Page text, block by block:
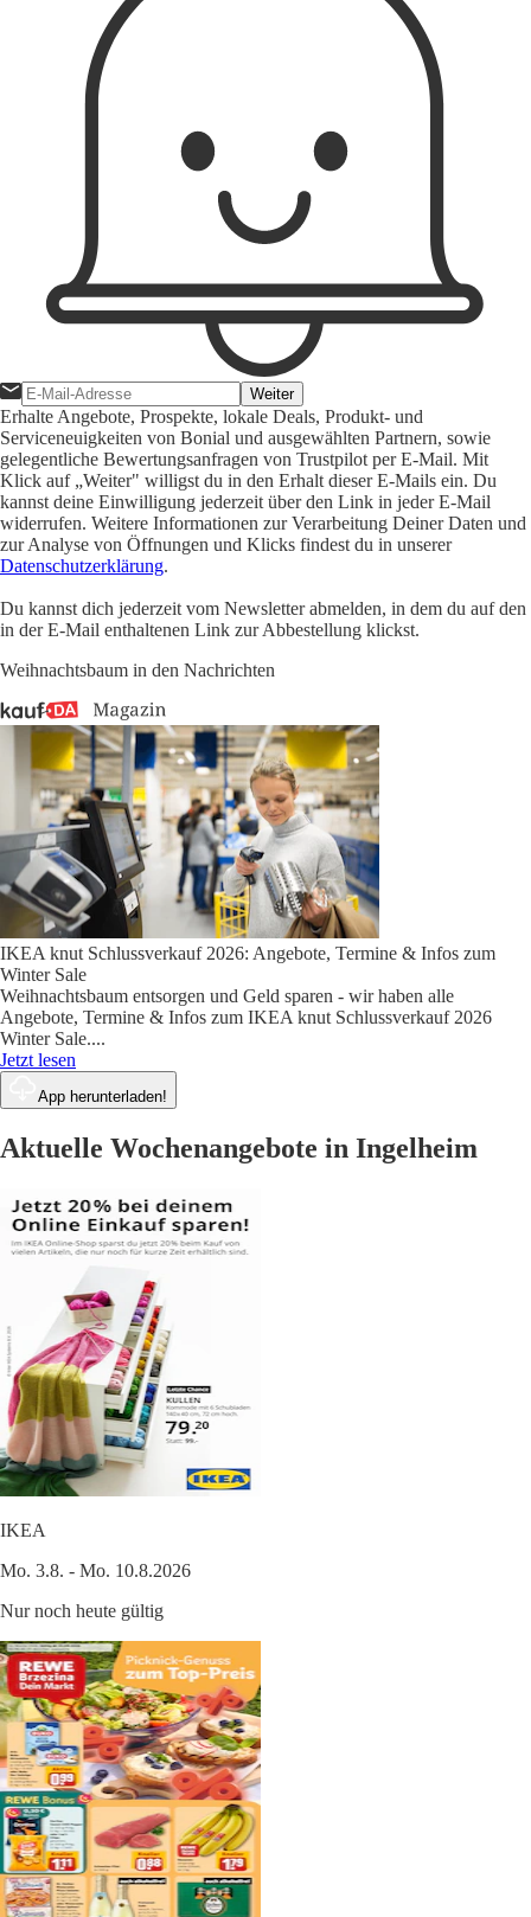
Weiter
Erhalte Angebote, Prospekte, lokale Deals, Produkt- und
Serviceneuigkeiten von Bonial und ausgewählten Partnern, sowie
gelegentliche Bewertungsanfragen von Trustpilot per E-Mail. Mit
Klick auf „Weiter" willigst du in den Erhalt dieser E-Mails ein. Du
kannst deine Einwilligung jederzeit über den Link in jeder E-Mail
widerrufen. Weitere Informationen zur Verarbeitung Deiner Daten und
zur Analyse von Öffnungen und Klicks findest du in unserer
Datenschutzerklärung.
Du kannst dich jederzeit vom Newsletter abmelden, in dem du auf den
in der E-Mail enthaltenen Link zur Abbestellung klickst.
Weihnachtsbaum in den Nachrichten
IKEA knut Schlussverkauf 2026: Angebote, Termine & Infos zum
Winter Sale
Weihnachtsbaum entsorgen und Geld sparen - wir haben alle
Angebote, Termine & Infos zum IKEA knut Schlussverkauf 2026
Winter Sale....
Jetzt lesen
App herunterladen!
Aktuelle Wochenangebote in Ingelheim
IKEA
Mo. 3.8. - Mo. 10.8.2026
Nur noch heute gültig